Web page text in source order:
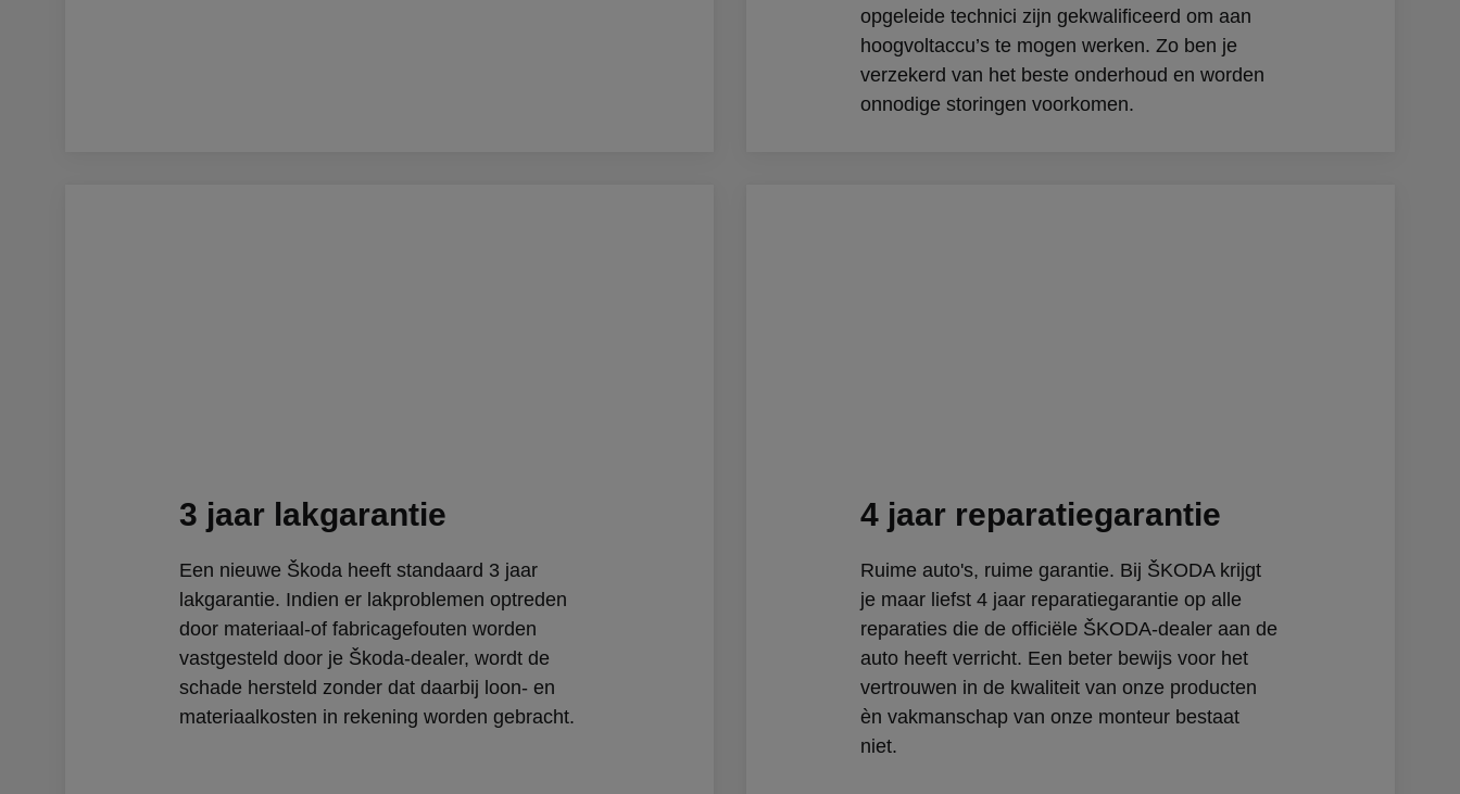
opgeleide technici zijn gekwalificeerd om aan
hoogvoltaccu’s te mogen werken. Zo ben je
verzekerd van het beste onderhoud en worden
onnodige storingen voorkomen.
3 jaar lakgarantie
Een nieuwe Škoda heeft standaard 3 jaar
lakgarantie. Indien er lakproblemen optreden
door materiaal-of fabricagefouten worden
vastgesteld door je Škoda-dealer, wordt de
schade hersteld zonder dat daarbij loon- en
materiaalkosten in rekening worden gebracht.
4 jaar reparatiegarantie
Ruime auto's, ruime garantie. Bij ŠKODA krijgt
je maar liefst 4 jaar reparatiegarantie op alle
reparaties die de officiële ŠKODA-dealer aan de
auto heeft verricht. Een beter bewijs voor het
vertrouwen in de kwaliteit van onze producten
èn vakmanschap van onze monteur bestaat
niet.